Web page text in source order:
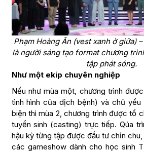
Phạm Hoàng Ân (vest xanh ở giữa)
là người sáng tạo format chương
tập phát sóng.
Như một ekip chuyên nghiệp
Nếu như mùa một, chương trình
tình hình của dịch bệnh) và chủ yếu
biện thì mùa 2, chương trình được tổ
tuyển sinh (casting) trực tiếp. Qúa
hậu kỳ từng tập được đầu tư chỉn
các gameshow dành cho học sinh